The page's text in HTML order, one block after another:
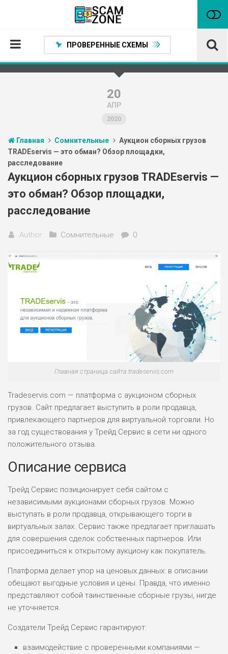
Проверенные способы заработка
Статьи
Партнеры
ПРОВЕРЕННЫЕ СХЕМЫ
20
АПР
2020
Главная Сомнительные
Аукцион сборных грузов
TRADEservis — это обман? Обзор площадки,
расследование
Аукцион сборных грузов TRADEservis —
это обман? Обзор площадки,
расследование
Author Сомнительные 0
Главная страница сайта tradeservis.com
Tradeservis.com — платформа с аукционом сборных
грузов. Сайт предлагает выступить в роли продавца,
привлекающего партнеров для виртуальной торговли. Но
за год существования у Трейд Сервис в сети ни одного
положительного отзыва.
Описание сервиса
Трейд Сервис позиционирует себя сайтом с
независимыми аукционами сборных грузов. Можно
выступать в роли продавца, открывающего торги в
виртуальных залах. Сервис также предлагает приглашать
для совершения сделок собственных партнеров. Или
присоединиться к открытому аукциону как покупатель.
Платформа делает упор на ценовых данных: в описании
обещают выгодные условия и цены. Правда, что именно
представляют собой таинственные сборные грузы, нигде
не уточняется.
Создатели Трейд Сервис гарантируют:
взаимодействие с проверенными компаниями —